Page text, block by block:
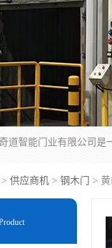
> 供应商机 > 钢木门 >